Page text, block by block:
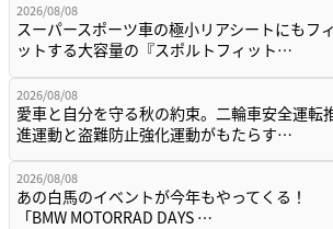
2026/08/08
スーパースポーツ車の極小リアシートにもフィ
ットする大容量の『スポルトフィット…
2026/08/08
愛車と自分を守る秋の約束。二輪車安全運転
進運動と盗難防止強化運動がもたらす…
2026/08/08
あの白馬のイベントが今年もやってくる！
「BMW MOTORRAD DAYS …